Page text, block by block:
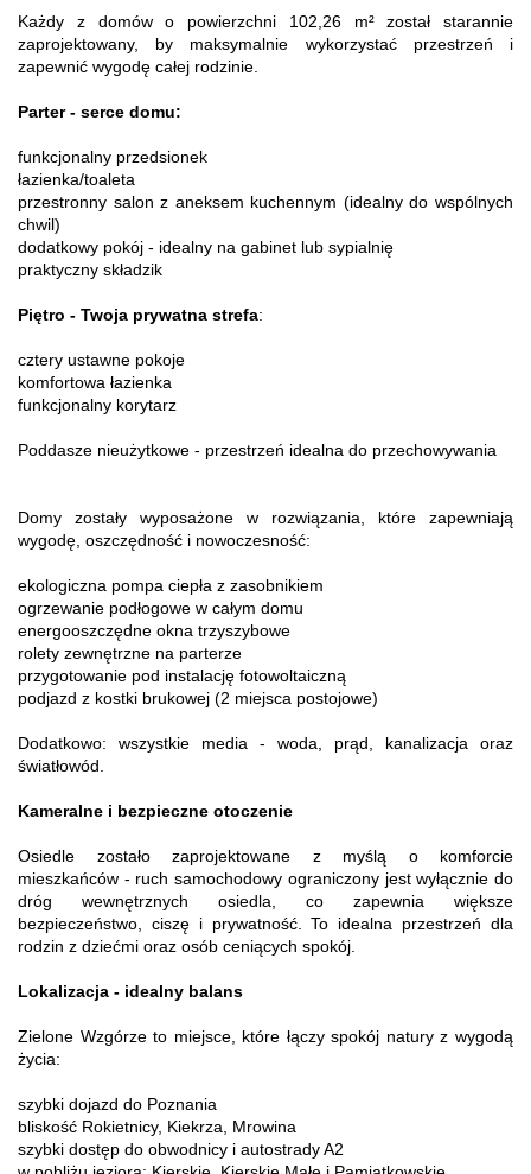
Każdy z domów o powierzchni 102,26 m² został starannie
zaprojektowany, by maksymalnie wykorzystać przestrzeń i
zapewnić wygodę całej rodzinie.
Parter - serce domu:
funkcjonalny przedsionek
łazienka/toaleta
przestronny salon z aneksem kuchennym (idealny do wspólnych
chwil)
dodatkowy pokój - idealny na gabinet lub sypialnię
praktyczny składzik
Piętro - Twoja prywatna strefa:
cztery ustawne pokoje
komfortowa łazienka
funkcjonalny korytarz
Poddasze nieużytkowe - przestrzeń idealna do przechowywania
Domy zostały wyposażone w rozwiązania, które zapewniają
wygodę, oszczędność i nowoczesność:
ekologiczna pompa ciepła z zasobnikiem
ogrzewanie podłogowe w całym domu
energooszczędne okna trzyszybowe
rolety zewnętrzne na parterze
przygotowanie pod instalację fotowoltaiczną
podjazd z kostki brukowej (2 miejsca postojowe)
Dodatkowo: wszystkie media - woda, prąd, kanalizacja oraz
światłowód.
Kameralne i bezpieczne otoczenie
Osiedle zostało zaprojektowane z myślą o komforcie
mieszkańców - ruch samochodowy ograniczony jest wyłącznie do
dróg wewnętrznych osiedla, co zapewnia większe
bezpieczeństwo, ciszę i prywatność. To idealna przestrzeń dla
rodzin z dziećmi oraz osób ceniących spokój.
Lokalizacja - idealny balans
Zielone Wzgórze to miejsce, które łączy spokój natury z wygodą
życia:
szybki dojazd do Poznania
bliskość Rokietnicy, Kiekrza, Mrowina
szybki dostęp do obwodnicy i autostrady A2